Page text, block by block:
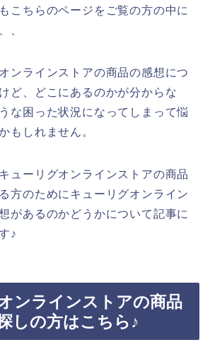
こちらのページをご覧の方の中に
、
ンラインストアの商品の感想につ
ど、どこにあるのかが分からな
な困った状況になってしまって悩
もしれません。
ューリグオンラインストアの商品
方のためにキューリグオンライン
があるのかどうかについて記事に
♪
ンラインストアの商品
しの方はこちら♪